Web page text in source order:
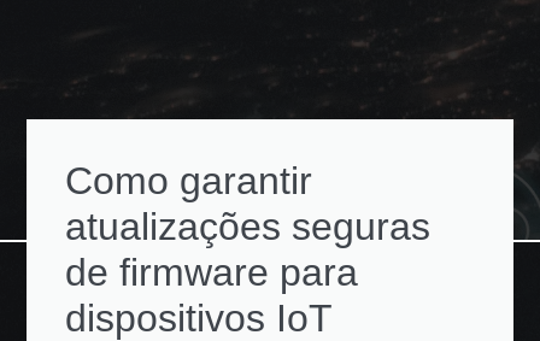
Como garantir
atualizações seguras
de firmware para
dispositivos IoT